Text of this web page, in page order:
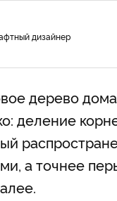
дизайнер
дерево
деление
а точнее